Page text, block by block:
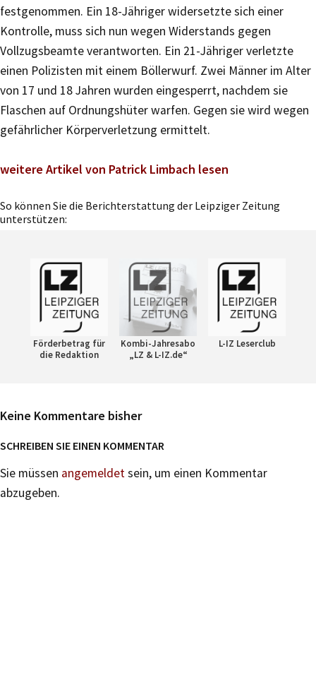
festgenommen. Ein 18-Jähriger widersetzte sich einer
Kontrolle, muss sich nun wegen Widerstands gegen
Vollzugsbeamte verantworten. Ein 21-Jähriger verletzte
einen Polizisten mit einem Böllerwurf. Zwei Männer im Alter
von 17 und 18 Jahren wurden eingesperrt, nachdem sie
Flaschen auf Ordnungshüter warfen. Gegen sie wird wegen
gefährlicher Körperverletzung ermittelt.
weitere Artikel von Patrick Limbach lesen
So können Sie die Berichterstattung der Leipziger Zeitung
unterstützen:
Förderbetrag für
die Redaktion
Kombi-Jahresabo
„LZ & L-IZ.de“
L-IZ Leserclub
Keine Kommentare bisher
SCHREIBEN SIE EINEN KOMMENTAR
Sie müssen angemeldetsein, um einen Kommentar
abzugeben.